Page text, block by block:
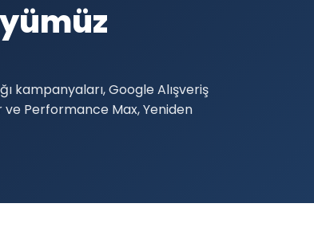
kampanyaları, Google Alışveriş
Performance Max, Yeniden